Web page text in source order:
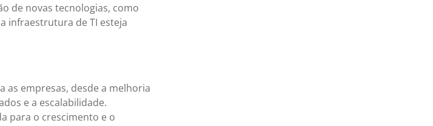
de novas tecnologias, como
infraestrutura de TI esteja
as empresas, desde a melhoria
e a escalabilidade.
para o crescimento e o